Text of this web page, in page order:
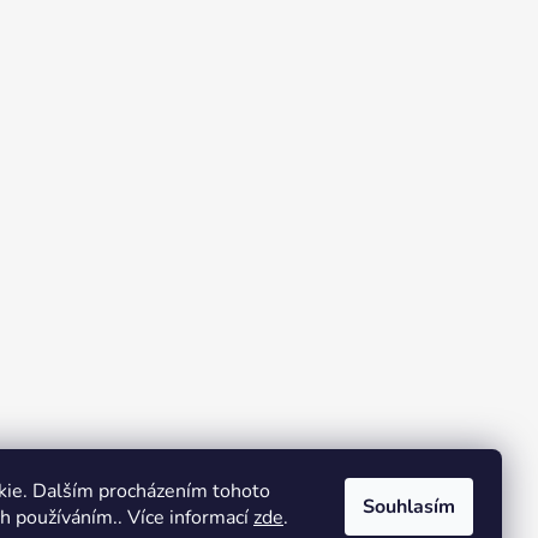
Dalším procházením tohoto
používáním.. Více informacízde. Souhlasím